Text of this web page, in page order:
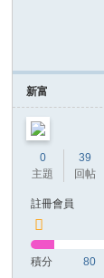
新富
0
主題
39
回帖
註冊會員
積分 80